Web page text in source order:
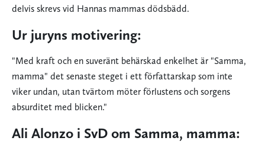
delvis skrevs vid Hannas mammas dödsbädd.
Ur juryns motivering:
"Med kraft och en suveränt behärskad enkelhet är "Samma,
mamma" det senaste steget i ett författarskap som inte
viker undan, utan tvärtom möter förlustens och sorgens
absurditet med blicken."
Ali Alonzo i SvD om Samma, mamma: